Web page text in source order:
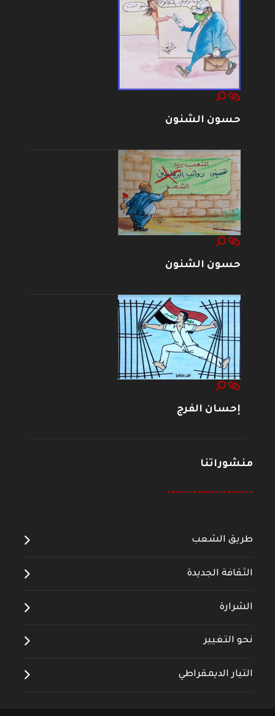
حسون الشنون
حسون الشنون
إحسان الفرج
منشوراتنا
--------------------
طريق الشعب
الثقافة الجديدة
الشرارة
نحو التغيير
التيار الديمقراطي